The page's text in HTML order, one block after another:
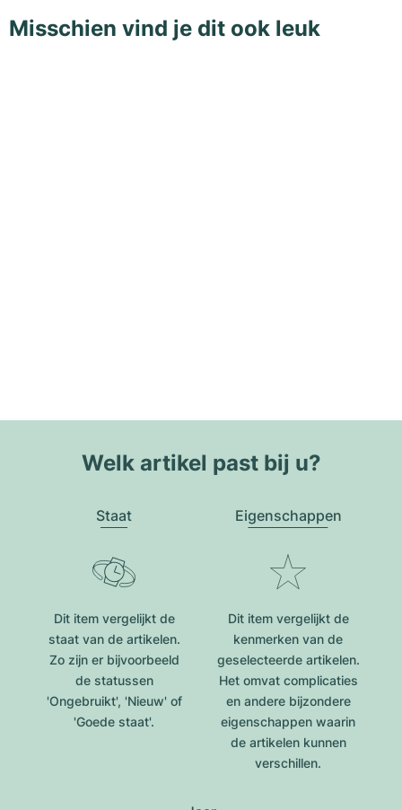
Misschien vind je dit ook leuk
Welk artikel past bij u?
Staat
Dit item vergelijkt de
staat van de artikelen.
Zo zijn er bijvoorbeeld
de statussen
'Ongebruikt', 'Nieuw' of
'Goede staat'.
Eigenschappen
Dit item vergelijkt de
kenmerken van de
geselecteerde artikelen.
Het omvat complicaties
en andere bijzondere
eigenschappen waarin
de artikelen kunnen
verschillen.